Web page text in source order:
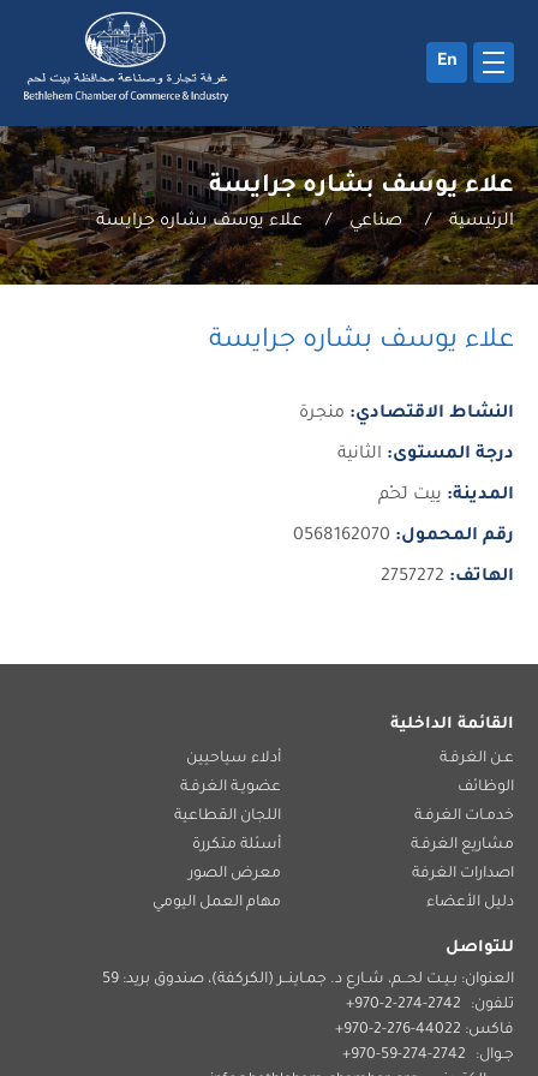
En
علاء يوسف بشاره جرايسة
الرئيسية / صناعي / علاء يوسف بشاره جرايسة
علاء يوسف بشاره جرايسة
النشاط الاقتصادي: منجرة
درجة المستوى: الثانية
المدينة: بِيت لَحْم
رقم المحمول: 0568162070
الهاتف: 2757272
القائمة الداخلية
عـن الغرفـة
أدلاء سياحيين
الوظائف
عضويـة الغرفـة
خدمـات الغرفـة
اللجان القطاعية
مشاريع الغرفـة
أسئلة متكررة
اصدارات الغرفة
معرض الصور
دليل الأعضاء
مهام العمل اليومي
للتواصل
العنوان: بـيـت لحــم، شـارع د. جمـاينــر (الكركفة)، صندوق بريد: 59
تلفون:
2742-274-2-970+
فاكس: 44022-276-2-970+
جـوال:
2742-274-59-970+